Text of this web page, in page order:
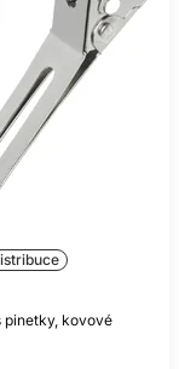
pinetky, kovové